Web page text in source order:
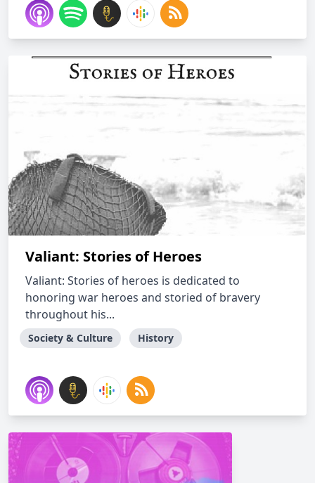
Valiant: Stories of Heroes
Valiant: Stories of heroes is dedicated to
honoring war heroes and storied of bravery
throughout his...
Society & Culture History